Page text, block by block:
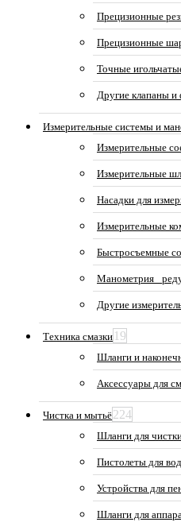
Прецизионные
Прецизионные
Точные
Другие клапаны и
Измерительные системы и
Измерительные
Измерительные
Насадки для
Измерительные
Быстросъемные
Манометрия_
Другие
Техника смазки 19
Шланги и
Аксессуары для
Чистка и мытьё224
Шланги для
Пистолеты для
Устройства для
Шланги для